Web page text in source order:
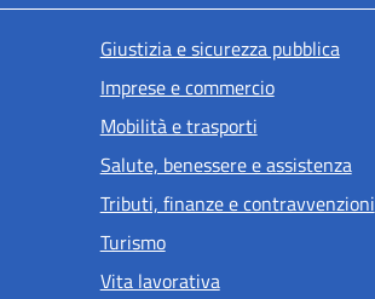
Giustizia e sicurezza pubblica
Imprese e commercio
Mobilità e trasporti
Salute, benessere e assistenza
Tributi, finanze e contravvenzioni
Turismo
Vita lavorativa